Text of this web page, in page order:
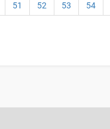
51 52 53 54